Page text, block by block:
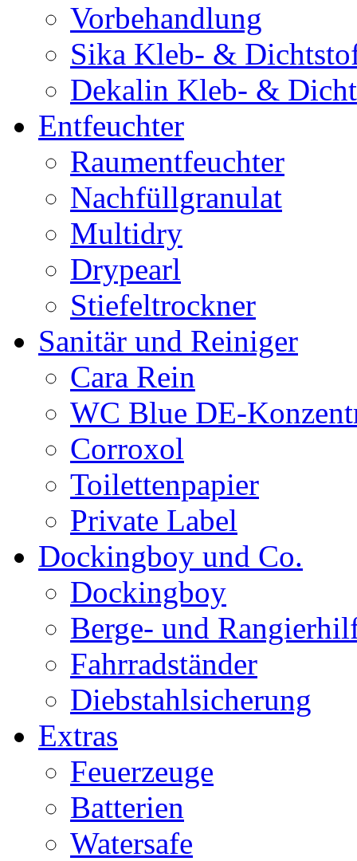
Vorbehandlung
Sika Kleb- &
Dekalin Kleb- &
Entfeuchter
Raumentfeuchter
Nachfüllgranulat
Multidry
Drypearl
Stiefeltrockner
Sanitär und Reiniger
Cara Rein
WC Blue DE-
Corroxol
Toilettenpapier
Private Label
Dockingboy und Co.
Dockingboy
Berge- und
Fahrradständer
Diebstahlsicherung
Extras
Feuerzeuge
Batterien
Watersafe